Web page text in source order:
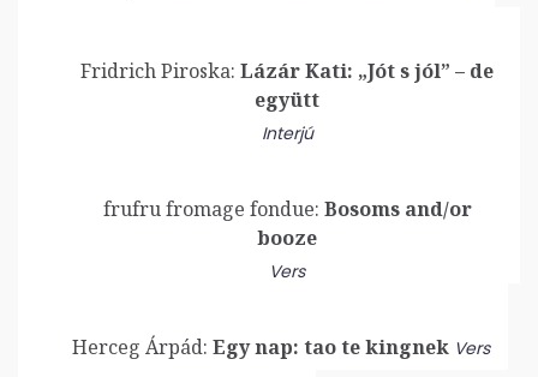
Fridrich Piroska: Lázár Kati: „Jót s jól” – de
együtt
Interjú
frufru fromage fondue: Bosoms and/or
booze
Vers
Herceg Árpád: Egy nap: tao te kingnek Vers